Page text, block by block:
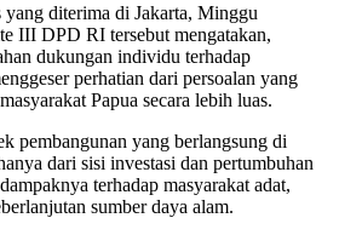
diterima di Jakarta, Minggu
III DPD RI tersebut mengatakan,
dukungan individu terhadap
perhatian dari persoalan yang
Papua secara lebih luas.
pembangunan yang berlangsung di
dari sisi investasi dan pertumbuhan
terhadap masyarakat adat,
sumber daya alam.